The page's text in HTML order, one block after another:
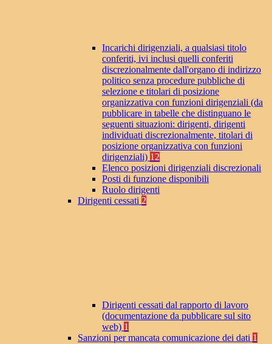
Incarichi dirigenziali, a qualsiasi titolo
conferiti, ivi inclusi quelli conferiti
discrezionalmente dall'organo di indirizzo
politico senza procedure pubbliche di
selezione e titolari di posizione
organizzativa con funzioni dirigenziali (da
pubblicare in tabelle che distinguano le
seguenti situazioni: dirigenti, dirigenti
individuati discrezionalmente, titolari di
posizione organizzativa con funzioni
dirigenziali) 12
Elenco posizioni dirigenziali discrezionali
Posti di funzione disponibili
Ruolo dirigenti
Dirigenti cessati 2
Dirigenti cessati dal rapporto di lavoro
(documentazione da pubblicare sul sito
web) 1
Sanzioni per mancata comunicazione dei dati 1